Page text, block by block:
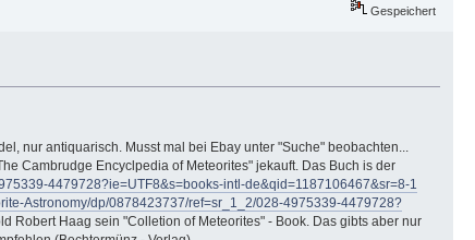
Gespeichert
nur antiquarisch. Musst mal bei Ebay unter "Suche" beobachten...
Cambrudge Encyclpedia of Meteorites" jekauft. Das Buch is der
4479728?ie=UTF8&s=books-intl-de&qid=1187106467&sr=8-1
Astronomy/dp/0878423737/ref=sr_1_2/028-4975339-4479728?
Robert Haag sein "Colletion of Meteorites" - Book. Das gibts aber nur